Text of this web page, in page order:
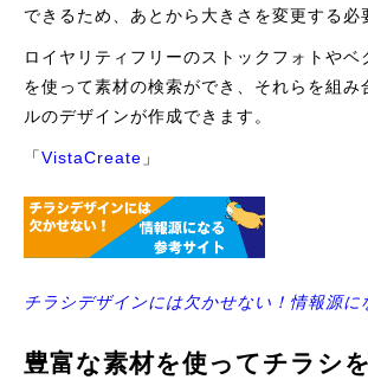
できるため、あとから大きさを変更する必
ロイヤリティフリーのストックフォトやベ
を使って素材の検索ができ、それらを組み
ルのデザインが作成できます。
「VistaCreate 」
チラシデザインには欠かせない！情報源に
豊富な素材を使ってチラシ